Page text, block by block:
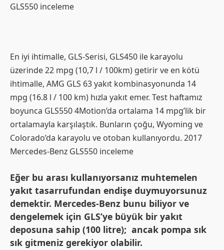
GLS550 inceleme
En iyi ihtimalle, GLS-Serisi, GLS450 ile karayolu
üzerinde 22 mpg (10,7 l / 100km) getirir ve en kötü
ihtimalle, AMG GLS 63 yakıt kombinasyonunda 14
mpg (16.8 l / 100 km) hızla yakıt emer. Test haftamız
boyunca GLS550 4Motion’da ortalama 14 mpg’lik bir
ortalamayla karşılaştık. Bunların çoğu, Wyoming ve
Colorado’da karayolu ve otoban kullanıyordu. 2017
Mercedes-Benz GLS550 inceleme
Eğer bu arası kullanıyorsanız muhtemelen
yakıt tasarrufundan endişe duymuyorsunuz
demektir. Mercedes-Benz bunu biliyor ve
dengelemek için GLS’ye büyük bir yakıt
deposuna sahip (100 litre); ancak pompa sık
sık gitmeniz gerekiyor olabilir.